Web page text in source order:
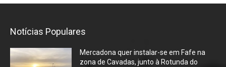
Notícias Populares
Mercadona quer instalar-se em Fafe na
zona de Cavadas, junto à Rotunda do